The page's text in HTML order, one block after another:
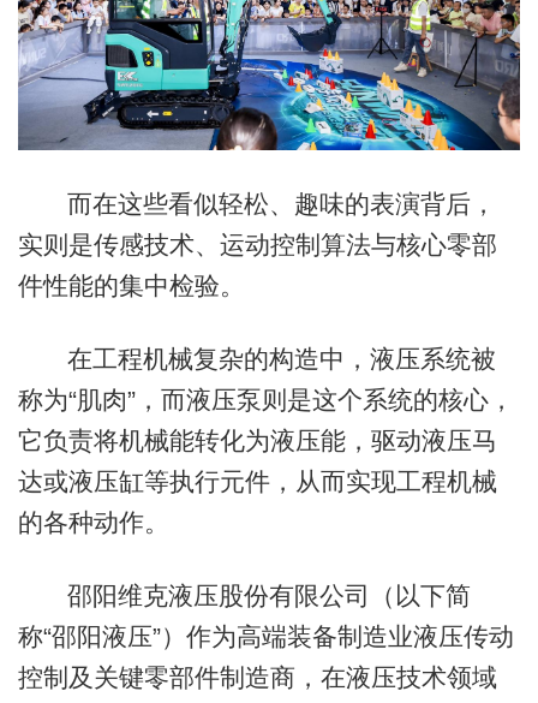
而在这些看似轻松、趣味的表演背后，
实则是传感技术、运动控制算法与核心零部
件性能的集中检验。
在工程机械复杂的构造中，液压系统被
称为“肌肉”，而液压泵则是这个系统的核心，
它负责将机械能转化为液压能，驱动液压马
达或液压缸等执行元件，从而实现工程机械
的各种动作。
邵阳维克液压股份有限公司（以下简
称“邵阳液压”）作为高端装备制造业液压传动
控制及关键零部件制造商，在液压技术领域